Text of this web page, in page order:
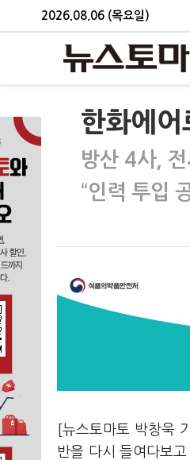
2026.08.06 (목요일)
한화에어
방산 4사,
“인력 투입
[뉴스토마토 박창욱
반을 다시 들여다보